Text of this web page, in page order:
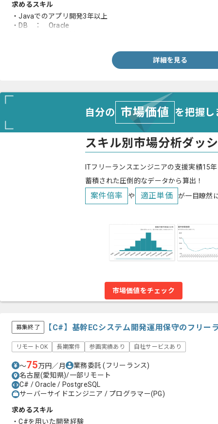
求めるスキル
・Javaでのアプリ開発3年以上
・DB ： Oracle
詳細を見る
自分の 市場価値 を把握
スキル別市場分析ダッ
ITフリーランスエンジニアの支援実績15
蓄積された圧倒的なデータから算出！
案件倍率 や 適正単価 が一目瞭然
市場価値をチェック
募集終了 【C#】基幹ECシステム開発運用保守のフリー
リモートOK 長期案件 参画実績あり 自社サービスあり
〜75万円／月 業務委託(フリーランス)
名古屋(愛知県)/一部リモート
C# / Oracle / PostgreSQL
サーバーサイドエンジニア / プログラマー(PG)
求めるスキル
・C#を用いた開発経験